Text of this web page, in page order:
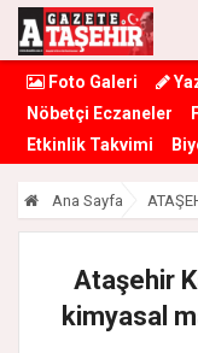
Foto Galeri
Nöbetçi Eczaneler
Etkinlik Takvimi
Ana Sayfa
Ataşehir
kimyasal